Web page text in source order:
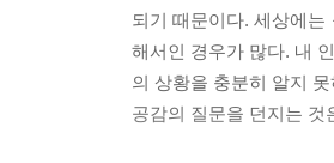
되기 때문이다. 세상에
해서인 경우가 많다. 내
의 상황을 충분히 알지
공감의 질문을 던지는 것